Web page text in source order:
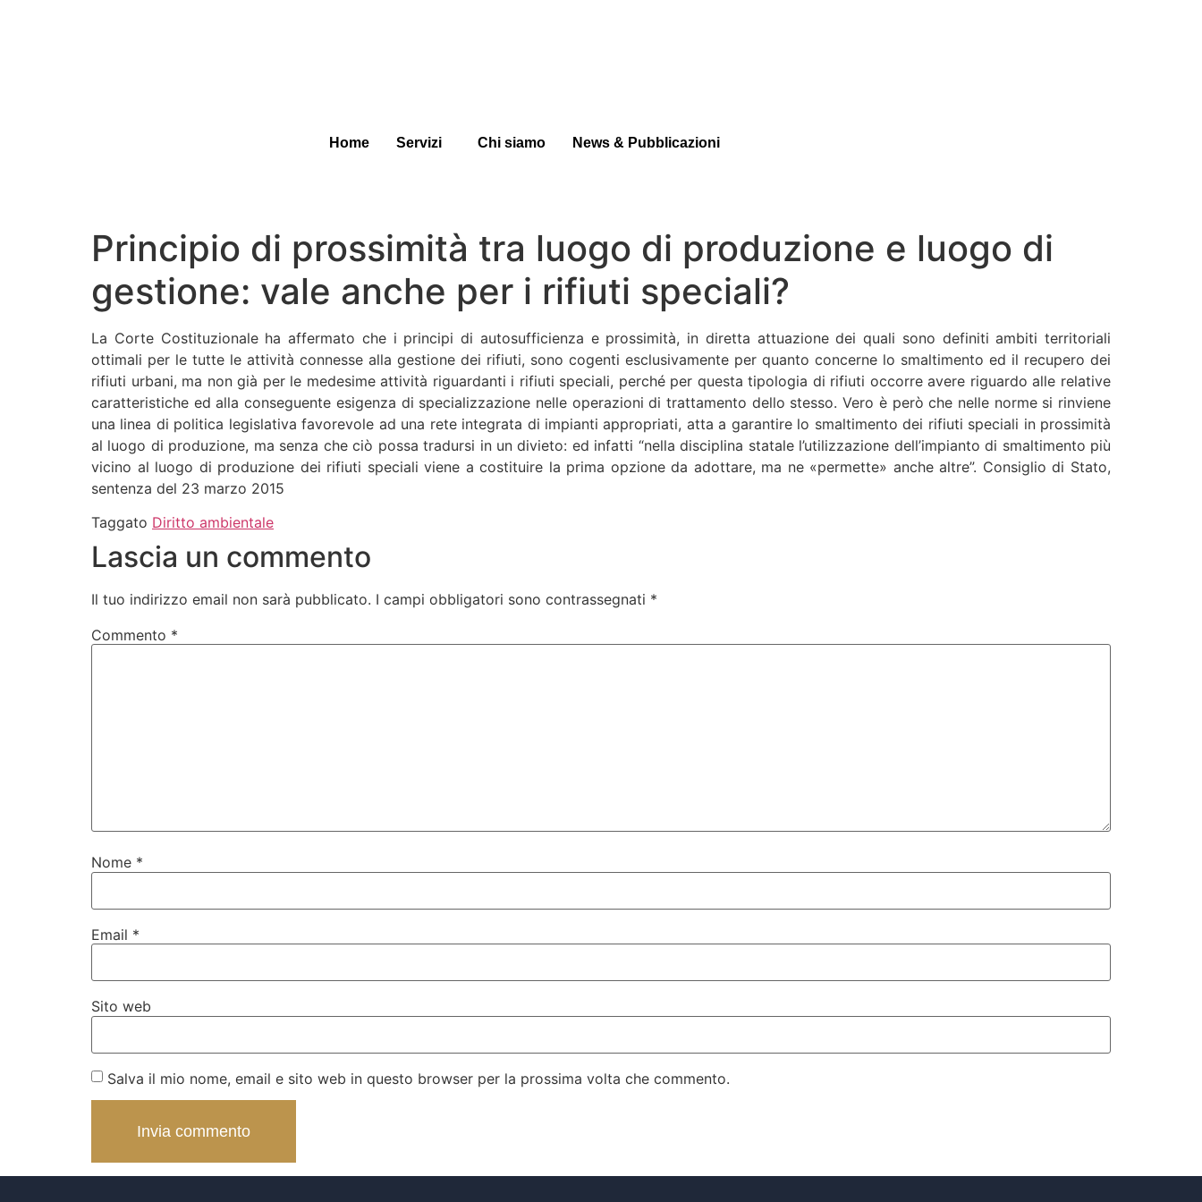
Home Servizi Chi siamo News & Pubblicazioni
Principio di prossimità tra luogo di produzione e luogo di
gestione: vale anche per i rifiuti speciali?
La Corte Costituzionale ha affermato che i principi di autosufficienza e prossimità, in diretta attuazione dei quali sono definiti ambiti territoriali
ottimali per le tutte le attività connesse alla gestione dei rifiuti, sono cogenti esclusivamente per quanto concerne lo smaltimento ed il recupero dei
rifiuti urbani, ma non già per le medesime attività riguardanti i rifiuti speciali, perché per questa tipologia di rifiuti occorre avere riguardo alle relative
caratteristiche ed alla conseguente esigenza di specializzazione nelle operazioni di trattamento dello stesso. Vero è però che nelle norme si rinviene
una linea di politica legislativa favorevole ad una rete integrata di impianti appropriati, atta a garantire lo smaltimento dei rifiuti speciali in prossimità
al luogo di produzione, ma senza che ciò possa tradursi in un divieto: ed infatti “nella disciplina statale l’utilizzazione dell’impianto di smaltimento più
vicino al luogo di produzione dei rifiuti speciali viene a costituire la prima opzione da adottare, ma ne «permette» anche altre”. Consiglio di Stato,
sentenza del 23 marzo 2015
Taggato Diritto ambientale
Lascia un commento
Il tuo indirizzo email non sarà pubblicato. I campi obbligatori sono contrassegnati *
Commento *
Nome *
Email *
Sito web
Salva il mio nome, email e sito web in questo browser per la prossima volta che commento.